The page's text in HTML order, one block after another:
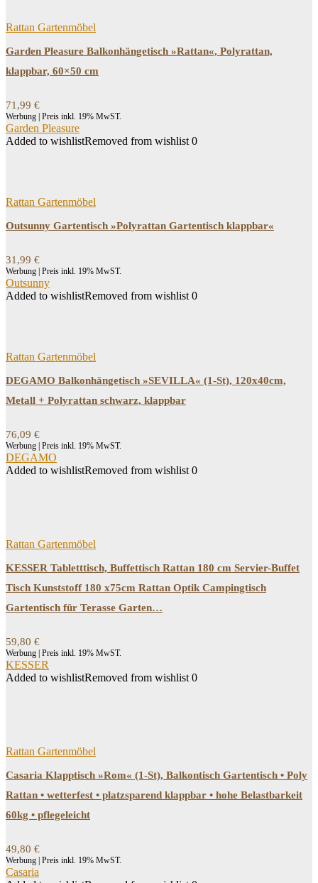
Rattan Gartenmöbel
Garden Pleasure Balkonhängetisch »Rattan«, Polyrattan,
klappbar, 60×50 cm
71,99 €
Werbung | Preis inkl. 19% MwST.
Garden Pleasure
Added to wishlistRemoved from wishlist 0
Rattan Gartenmöbel
Outsunny Gartentisch »Polyrattan Gartentisch klappbar«
31,99 €
Werbung | Preis inkl. 19% MwST.
Outsunny
Added to wishlistRemoved from wishlist 0
Rattan Gartenmöbel
DEGAMO Balkonhängetisch »SEVILLA« (1-St), 120x40cm,
Metall + Polyrattan schwarz, klappbar
76,09 €
Werbung | Preis inkl. 19% MwST.
DEGAMO
Added to wishlistRemoved from wishlist 0
Rattan Gartenmöbel
KESSER Tabletttisch, Buffettisch Rattan 180 cm Servier-Buffet
Tisch Kunststoff 180 x75cm Rattan Optik Campingtisch
Gartentisch für Terasse Garten…
59,80 €
Werbung | Preis inkl. 19% MwST.
KESSER
Added to wishlistRemoved from wishlist 0
Rattan Gartenmöbel
Casaria Klapptisch »Rom« (1-St), Balkontisch Gartentisch • Poly
Rattan • wetterfest • platzsparend klappbar • hohe Belastbarkeit
60kg • pflegeleicht
49,80 €
Werbung | Preis inkl. 19% MwST.
Casaria